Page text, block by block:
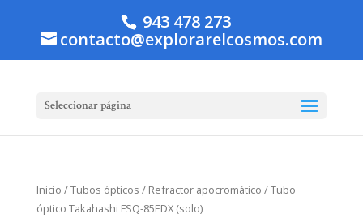
943 478 273
contacto@explorarelcosmos.com
Seleccionar página
Inicio /Tubos ópticos / Refractor apocromático / Tubo
óptico Takahashi FSQ-85EDX (solo)